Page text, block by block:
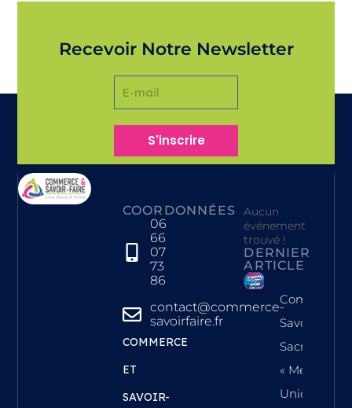
Recevoir Notre Newsletter
S'inscrire
COORDONNÉES
06
66
07
73
86
contact@commerce-
savoirfaire.fr
COMMERCE
ET
SAVOIR-
Aucun
événement
trouvé !
DERNIER
ARTICLE
Commerce
Savoir-Faire
Sacrée
« Meilleure
Union